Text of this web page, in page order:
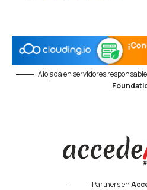
Alojada en servidores
Partners en